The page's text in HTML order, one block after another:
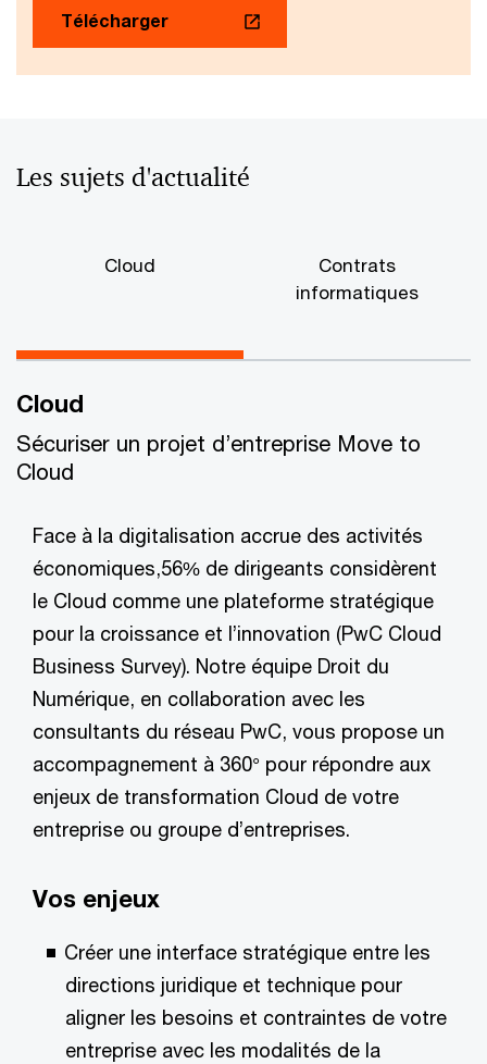
Télécharger
Les sujets d'actualité
Cloud
Contrats
informatiques
Cloud
Sécuriser un projet d’entreprise Move to
Cloud
Face à la digitalisation accrue des activités
économiques,56% de dirigeants considèrent
le Cloud comme une plateforme stratégique
pour la croissance et l’innovation (PwC Cloud
Business Survey). Notre équipe Droit du
Numérique, en collaboration avec les
consultants du réseau PwC, vous propose un
accompagnement à 360° pour répondre aux
enjeux de transformation Cloud de votre
entreprise ou groupe d’entreprises.
Vos enjeux
Créer une interface stratégique entre les
directions juridique et technique pour
aligner les besoins et contraintes de votre
entreprise avec les modalités de la